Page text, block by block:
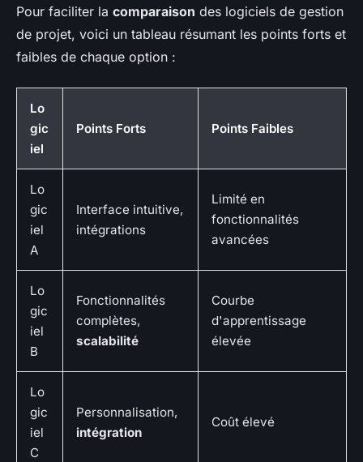
Pour faciliter la comparaison des logiciels de gestion
de projet, voici un tableau résumant les points forts et
faibles de chaque option :
Lo
gic
iel
Points Forts Points Faibles
Lo
gic
iel
A
Interface intuitive,
intégrations
Limité en
fonctionnalités
avancées
Lo
gic
iel
B
Fonctionnalités
complètes,
scalabilité
Courbe
d'apprentissage
élevée
Lo
gic
iel
C
Personnalisation,
intégration
Coût élevé